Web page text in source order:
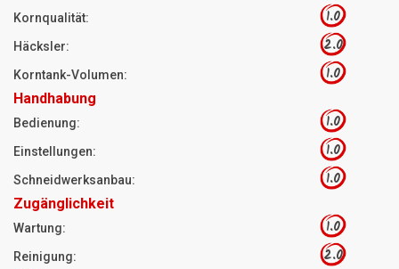
Kornqualität: 1.0
Häcksler: 2.0
Korntank-Volumen: 1.0
Handhabung
Bedienung: 1.0
Einstellungen: 1.0
Schneidwerksanbau: 1.0
Zugänglichkeit
Wartung: 1.0
Reinigung: 2.0